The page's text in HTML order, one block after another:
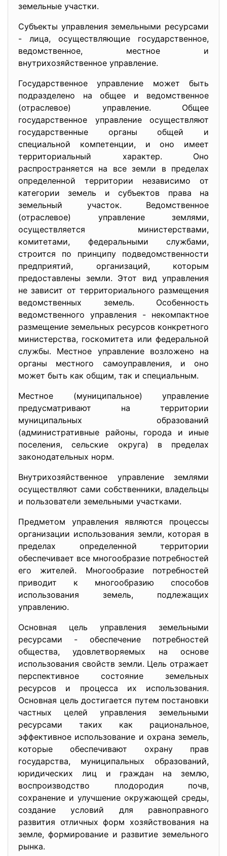
земельные участки.
Субъекты управления земельными ресурсами
- лица, осуществляющие государственное,
ведомственное, местное и
внутрихозяйственное управление.
Государственное управление может быть
подразделено на общее и ведомственное
(отраслевое) управление. Общее
государственное управление осуществляют
государственные органы общей и
специальной компетенции, и оно имеет
территориальный характер. Оно
распространяется на все земли в пределах
определенной территории независимо от
категории земель и субъектов права на
земельный участок. Ведомственное
(отраслевое) управление землями,
осуществляется министерствами,
комитетами, федеральными службами,
строится по принципу подведомственности
предприятий, организаций, которым
предоставлены земли. Этот вид управления
не зависит от территориального размещения
ведомственных земель. Особенность
ведомственного управления - некомпактное
размещение земельных ресурсов конкретного
министерства, госкомитета или федеральной
службы. Местное управление возложено на
органы местного самоуправления, и оно
может быть как общим, так и специальным.
Местное (муниципальное) управление
предусматривают на территории
муниципальных образований
(административные районы, города и иные
поселения, сельские округа) в пределах
законодательных норм.
Внутрихозяйственное управление землями
осуществляют сами собственники, владельцы
и пользователи земельными участками.
Предметом управления являются процессы
организации использования земли, которая в
пределах определенной территории
обеспечивает все многообразие потребностей
его жителей. Многообразие потребностей
приводит к многообразию способов
использования земель, подлежащих
управлению.
Основная цель управления земельными
ресурсами - обеспечение потребностей
общества, удовлетворяемых на основе
использования свойств земли. Цель отражает
перспективное состояние земельных
ресурсов и процесса их использования.
Основная цель достигается путем постановки
частных целей управления земельными
ресурсами таких как рациональное,
эффективное использование и охрана земель,
которые обеспечивают охрану прав
государства, муниципальных образований,
юридических лиц и граждан на землю,
воспроизводство плодородия почв,
сохранение и улучшение окружающей среды,
создание условий для равноправного
развития отличных форм хозяйствования на
земле, формирование и развитие земельного
рынка.